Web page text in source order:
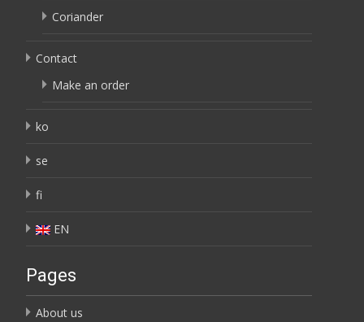
Coriander
Contact
Make an order
ko
se
fi
EN
Pages
About us